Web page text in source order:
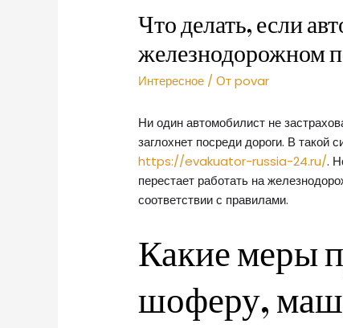
Что делать, если
железнодорожном
Интересное / Отpovar
Ни один автомобилист не
заглохнет посреди дороги. В такой
https://evakuator-russia-24.ru/.
перестает работать на
соответствии с правилами.
Какие меры
шоферу,